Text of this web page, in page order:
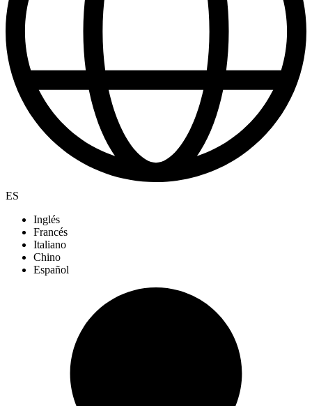
ES
Inglés
Francés
Italiano
Chino
Español